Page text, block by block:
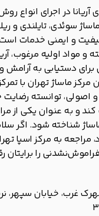
در اجرای انواع
سوئدی، تایلندی و
و ایمنی خدمات
و مواد اولیه مرغوب،
دستیابی به آرامش
ماساژ تهران با تمرکز
اصولی، توانسته رضایت
و به عنوان یکی از
شناخته شود. اگر
مراجعه به مرکز اسپا
را برایتان
غرب، خیابان سپهر،